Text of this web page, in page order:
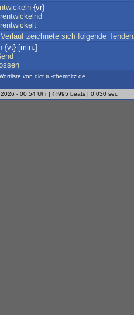
{vr}
Verlauf zeichnete sich folgende
{vt} [min.]
von dict.tu-chemnitz.de
- 00:54 Uhr | @995 beats | 0.030 sec